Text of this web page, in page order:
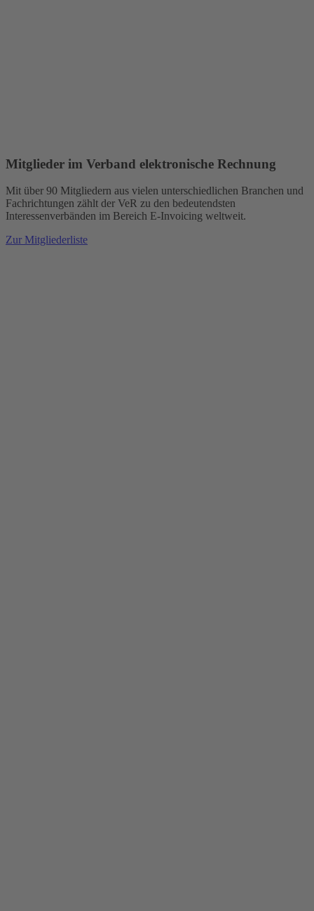
Mitglieder im Verband elektronische Rechnung
Mit über 90 Mitgliedern aus vielen unterschiedlichen Branchen und
Fachrichtungen zählt der VeR zu den bedeutendsten
Interessenverbänden im Bereich E-Invoicing weltweit.
Zur Mitgliederliste